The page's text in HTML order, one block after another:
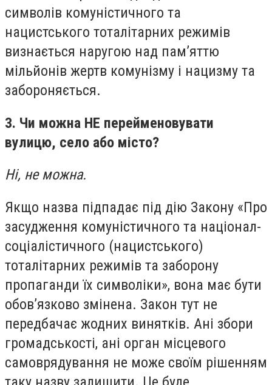
символів комуністичного та
нацистського тоталітарних режимів
визнається наругою над пам’яттю
мільйонів жертв комунізму і нацизму та
забороняється.
3. Чи можна НЕ перейменовувати
вулицю, село або місто?
Ні, не можна.
Якщо назва підпадає під дію Закону «Про
засудження комуністичного та націонал-
соціалістичного (нацистського)
тоталітарних режимів та заборону
пропаганди їх символіки», вона має бути
обов’язково змінена. Закон тут не
передбачає жодних винятків. Ані збори
громадськості, ані орган місцевого
самоврядування не може своїм рішенням